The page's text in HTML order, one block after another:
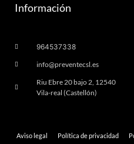
Información
964537338
info@preventecsl.es
Riu Ebre 20 bajo 2, 12540
Vila-real (Castellón)
Aviso legal Política de privacidad